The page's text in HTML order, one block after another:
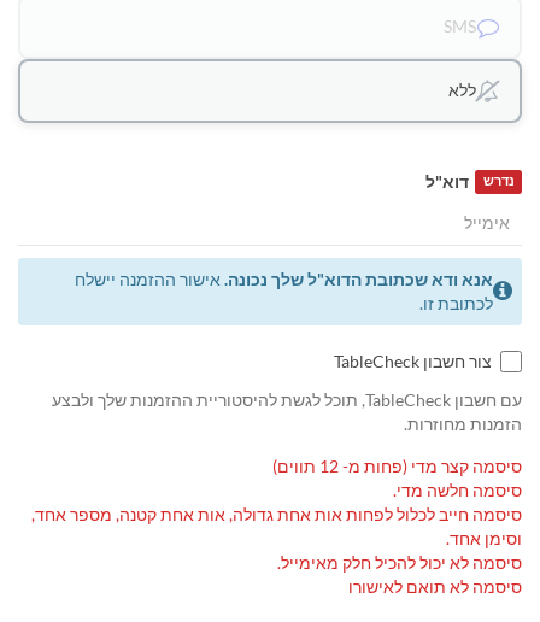
SMS
ללא
דוא"ל נדרש
אנא ודא שכתובת הדוא"ל שלך נכונה. אישור ההזמנה יישלח
לכתובת זו.
צור חשבון TableCheck
עם חשבון TableCheck, תוכל לגשת להיסטוריית ההזמנות שלך ולבצע
הזמנות מחוזרות.
סיסמה קצר מדי (פחות מ- 12 תווים)
סיסמה חלשה מדי.
סיסמה חייב לכלול לפחות אות אחת גדולה, אות אחת קטנה, מספר אחד,
וסימן אחד.
סיסמה לא יכול להכיל חלק מאימייל.
סיסמה לא תואם לאישורו